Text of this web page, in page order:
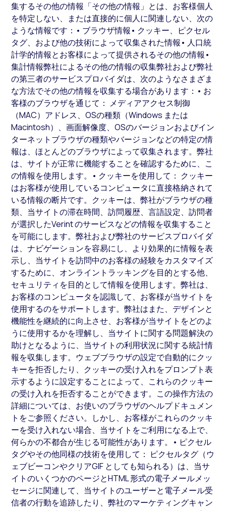
集するその他の情報「その他の情報」とは、お客様個人
を特定しない、または直接的に個人に関連しない、次の
ような情報です：• ブラウザ情報• クッキー、ピクセル
タグ、および他の技術によって収集された情報• 人口統
計学的情報とお客様によって提供されるその他の情報•
集計情報弊社によるその他の情報の収集弊社および弊社
の第三者のサービスプロバイダは、次のようなさまざま
な方法でその他の情報を収集する場合があります：• お
客様のブラウザを通じて： メディアアクセス制御
（MAC）アドレス、OSの種類（Windows または
Macintosh）、画面解像度、OSのバージョンおよびイン
ターネットブラウザの種類やバージョンなどの特定の情
報は、ほとんどのブラウザによって収集されます。弊社
は、サイトが正常に機能することを確認するために、こ
の情報を使用します。• クッキーを使用して： クッキー
はお客様が使用しているコンピュータに直接格納されて
いる情報の断片です。クッキーは、弊社がブラウザの種
類、当サイトの滞在時間、訪問履歴、言語設定、訪問者
が選択したVerint のサービスなどの情報を収集すること
を可能にします。弊社および弊社のサービスプロバイダ
は、ナビゲーションを容易にし、より効果的に情報を表
示し、当サイトを訪問中のお客様の経験をカスタマイズ
するために、オンライントラッキングを目的とする他、
セキュリティを目的として情報を使用します。弊社は、
お客様のコンピュータを認識して、お客様が当サイトを
使用するのをサポートします。弊社はまた、デザインと
機能性を継続的に向上させ、お客様が当サイトをどのよ
うに使用するかを理解し、当サイトに関する問題解決の
助けとなるように、当サイトの利用状況に関する統計情
報を収集します。ウェブブラウザの設定で自動的にクッ
キーを拒否したり、クッキーの受け入れをプロンプト表
示するように設定することによって、これらのクッキー
の受け入れを拒否することができます。この操作方法の
詳細については、お使いのブラウザのヘルプドキュメン
トをご参照ください。しかし、お客様がこれらのクッキ
ーを受け入れない場合、当サイトをご利用になる上で、
何らかの不都合が生じる可能性があります。• ピクセル
タグやその他同様の技術を使用して： ピクセルタグ（ウ
ェブビーコンやクリアGIF としても知られる）は、当サ
イトのいくつかのページとHTML 形式の電子メールメッ
セージに関連して、当サイトのユーザーと電子メール受
信者の行動を追跡したり、弊社のマーケティングキャン